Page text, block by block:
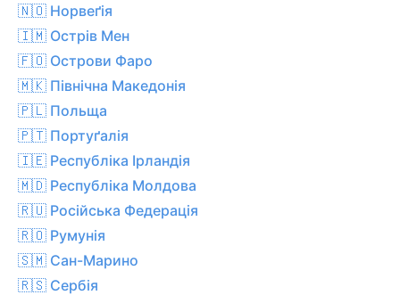
🇳🇴 Норвеґія
🇮🇲 Острів Мен
🇫🇴 Острови Фаро
🇲🇰 Північна Македонія
🇵🇱 Польща
🇵🇹 Портуґалія
🇮🇪 Республіка Ірландія
🇲🇩 Республіка Молдова
🇷🇺 Російська Федерація
🇷🇴 Румунія
🇸🇲 Сан-Марино
🇷🇸 Сербія